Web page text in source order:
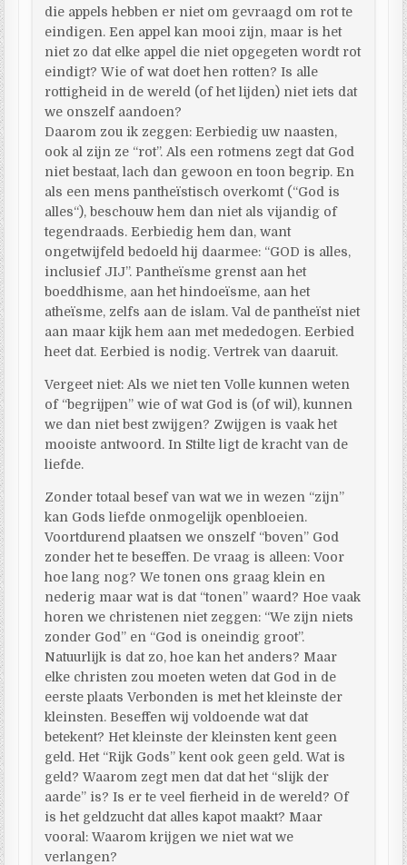
die appels hebben er niet om gevraagd om rot te
eindigen. Een appel kan mooi zijn, maar is het
niet zo dat elke appel die niet opgegeten wordt rot
eindigt? Wie of wat doet hen rotten? Is alle
rottigheid in de wereld (of het lijden) niet iets dat
we onszelf aandoen?
Daarom zou ik zeggen: Eerbiedig uw naasten,
ook al zijn ze “rot”. Als een rotmens zegt dat God
niet bestaat, lach dan gewoon en toon begrip. En
als een mens pantheïstisch overkomt (“God is
alles“), beschouw hem dan niet als vijandig of
tegendraads. Eerbiedig hem dan, want
ongetwijfeld bedoeld hij daarmee: “GOD is alles,
inclusief JIJ”. Pantheïsme grenst aan het
boeddhisme, aan het hindoeïsme, aan het
atheïsme, zelfs aan de islam. Val de pantheïst niet
aan maar kijk hem aan met mededogen. Eerbied
heet dat. Eerbied is nodig. Vertrek van daaruit.
Vergeet niet: Als we niet ten Volle kunnen weten
of “begrijpen” wie of wat God is (of wil), kunnen
we dan niet best zwijgen? Zwijgen is vaak het
mooiste antwoord. In Stilte ligt de kracht van de
liefde.
Zonder totaal besef van wat we in wezen “zijn”
kan Gods liefde onmogelijk openbloeien.
Voortdurend plaatsen we onszelf “boven” God
zonder het te beseffen. De vraag is alleen: Voor
hoe lang nog? We tonen ons graag klein en
nederig maar wat is dat “tonen” waard? Hoe vaak
horen we christenen niet zeggen: “We zijn niets
zonder God” en “God is oneindig groot”.
Natuurlijk is dat zo, hoe kan het anders? Maar
elke christen zou moeten weten dat God in de
eerste plaats Verbonden is met het kleinste der
kleinsten. Beseffen wij voldoende wat dat
betekent? Het kleinste der kleinsten kent geen
geld. Het “Rijk Gods” kent ook geen geld. Wat is
geld? Waarom zegt men dat dat het “slijk der
aarde” is? Is er te veel fierheid in de wereld? Of
is het geldzucht dat alles kapot maakt? Maar
vooral: Waarom krijgen we niet wat we
verlangen?